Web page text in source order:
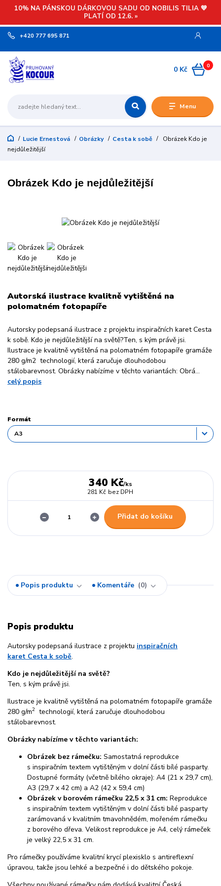
10% NA PÁNSKOU DÁRKOVOU SADU OD NOBILIS TILIA 💙
PLATÍ OD 12.6. »
Menu
+420 777 695 871
0
0 Kč
Lucie Ernestová Obrázky Cesta k sobě
Obrázek Kdo je
nejdůležitější
Obrázek Kdo je nejdůležitější
Autorská ilustrace kvalitně vytištěná na
polomatném fotopapíře
Autorsky podepsaná ilustrace z projektu inspiračních karet Cesta
k sobě. Kdo je nejdůležitější na světě?Ten, s kým právě jsi.
Ilustrace je kvalitně vytištěná na polomatném fotopapíře gramáže
280 g/m2 technologií, která zaručuje dlouhodobou
stálobarevnost. Obrázky nabízíme v těchto variantách: Obrá...
celý popis
Formát
340 Kč/ks
281 Kč bez DPH
Přidat do košíku
Popis produktu Komentáře 0
Popis produktu
Autorsky podepsaná ilustrace z projektu inspiračních
karet Cesta k sobě.
Kdo je nejdůležitější na světě?
Ten, s kým právě jsi.
Ilustrace je kvalitně vytištěná na polomatném fotopapíře gramáže
280 g/m2 technologií, která zaručuje dlouhodobou
stálobarevnost.
Obrázky nabízíme v těchto variantách:
Obrázek bez rámečku: Samostatná reprodukce
s inspiračním textem vytištěným v dolní části bílé pasparty.
Dostupné formáty (včetně bílého okraje): A4 (21 x 29,7 cm),
A3 (29,7 x 42 cm) a A2 (42 x 59,4 cm)
Obrázek v borovém rámečku 22,5 x 31 cm: Reprodukce
s inspiračním textem vytištěným v dolní části bílé pasparty
zarámovaná v kvalitním tmavohnědém, mořeném rámečku
z borového dřeva. Velikost reprodukce je A4, celý rámeček
je velký 22,5 x 31 cm.
Pro rámečky používáme kvalitní krycí plexisklo s antireflexní
úpravou, takže jsou lehké a bezpečné i do dětského pokoje.